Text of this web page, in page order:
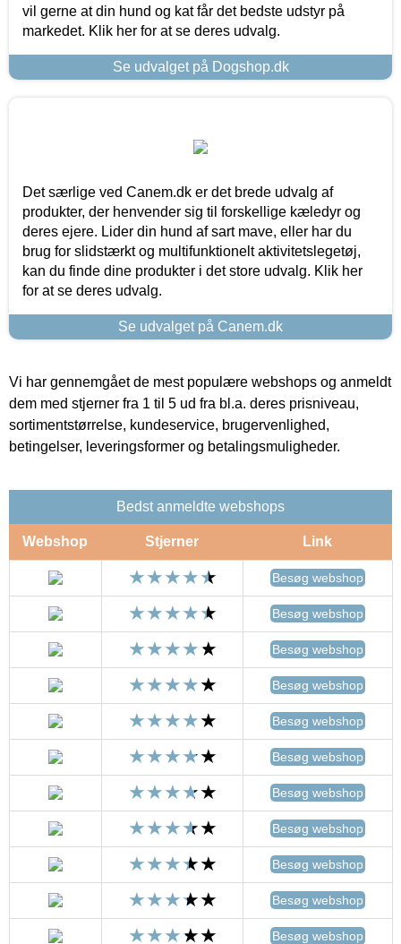
vil gerne at din hund og kat får det bedste udstyr på
markedet. Klik her for at se deres udvalg.
Se udvalget på Dogshop.dk
Det særlige ved Canem.dk er det brede udvalg af
produkter, der henvender sig til forskellige kæledyr og
deres ejere. Lider din hund af sart mave, eller har du
brug for slidstærkt og multifunktionelt aktivitetslegetøj,
kan du finde dine produkter i det store udvalg. Klik her
for at se deres udvalg.
Se udvalget på Canem.dk
Vi har gennemgået de mest populære webshops og anmeldt
dem med stjerner fra 1 til 5 ud fra bl.a. deres prisniveau,
sortimentstørrelse, kundeservice, brugervenlighed,
betingelser, leveringsformer og betalingsmuligheder.
Bedst anmeldte webshops
Webshop Stjerner Link
Besøg webshop
Besøg webshop
Besøg webshop
Besøg webshop
Besøg webshop
Besøg webshop
Besøg webshop
Besøg webshop
Besøg webshop
Besøg webshop
Besøg webshop